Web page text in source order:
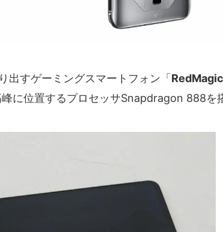
出すゲーミングスマートフォン「
に位置するプロセッサSnapdragon 888を